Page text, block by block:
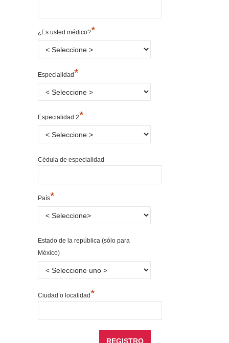
¿Es usted médico?*
Especialidad*
Especialidad 2*
Cédula de especialidad
País*
Estado de la república (sólo para
México)
Ciudad o localidad*